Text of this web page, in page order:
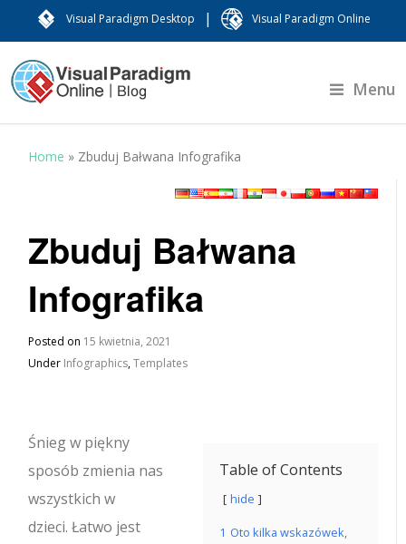
Visual Paradigm Desktop | Visual Paradigm Online
Menu
Home » Zbuduj Bałwana Infografika
Zbuduj Bałwana
Infografika
Posted on 15 kwietnia, 2021
Under Infographics,Templates
Table of Contents
hide
1 Oto kilka wskazówek,
Śnieg w piękny
sposób zmienia nas
wszystkich w
dzieci.Łatwo jest